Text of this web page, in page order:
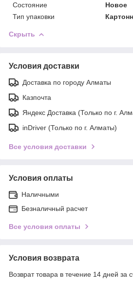
Состояние
Новое
Тип упаковки
Скрыть
Условия доставки
Доставка по городу Алматы
Казпочта
Яндекс Доставка (Только по г.
inDriver (Только по г. Алматы)
Все условия доставки
Условия оплаты
Наличными
Безналичный расчет
Все условия оплаты
Условия возврата
Возврат товара в течение 14 дней за